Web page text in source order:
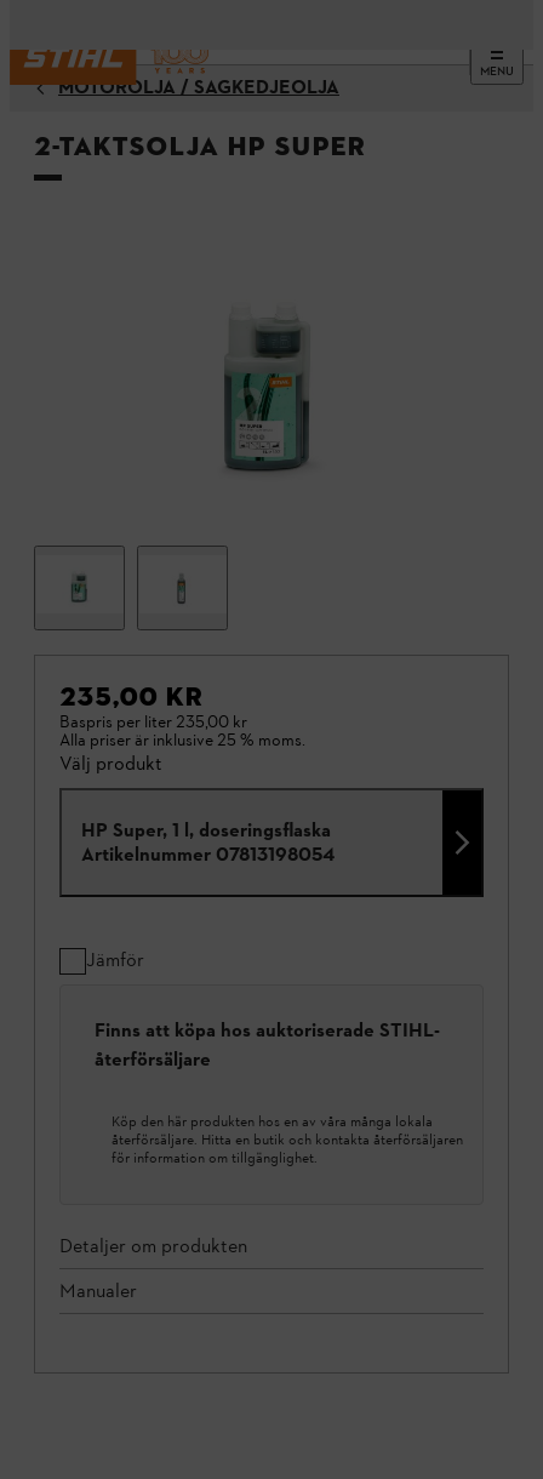
MENU
MOTOROLJA / SÅGKEDJEOLJA
2-taktsolja HP Super
235,00 KR
Baspris per liter 235,00 kr
Alla priser är inklusive 25 % moms.
Välj produkt
HP Super, 1 l, doseringsflaska
Artikelnummer 07813198054
Jämför
Finns att köpa hos auktoriserade STIHL-
återförsäljare
Köp den här produkten hos en av våra många lokala
återförsäljare. Hitta en butik och kontakta återförsäljaren
för information om tillgänglighet.
Detaljer om produkten
Manualer